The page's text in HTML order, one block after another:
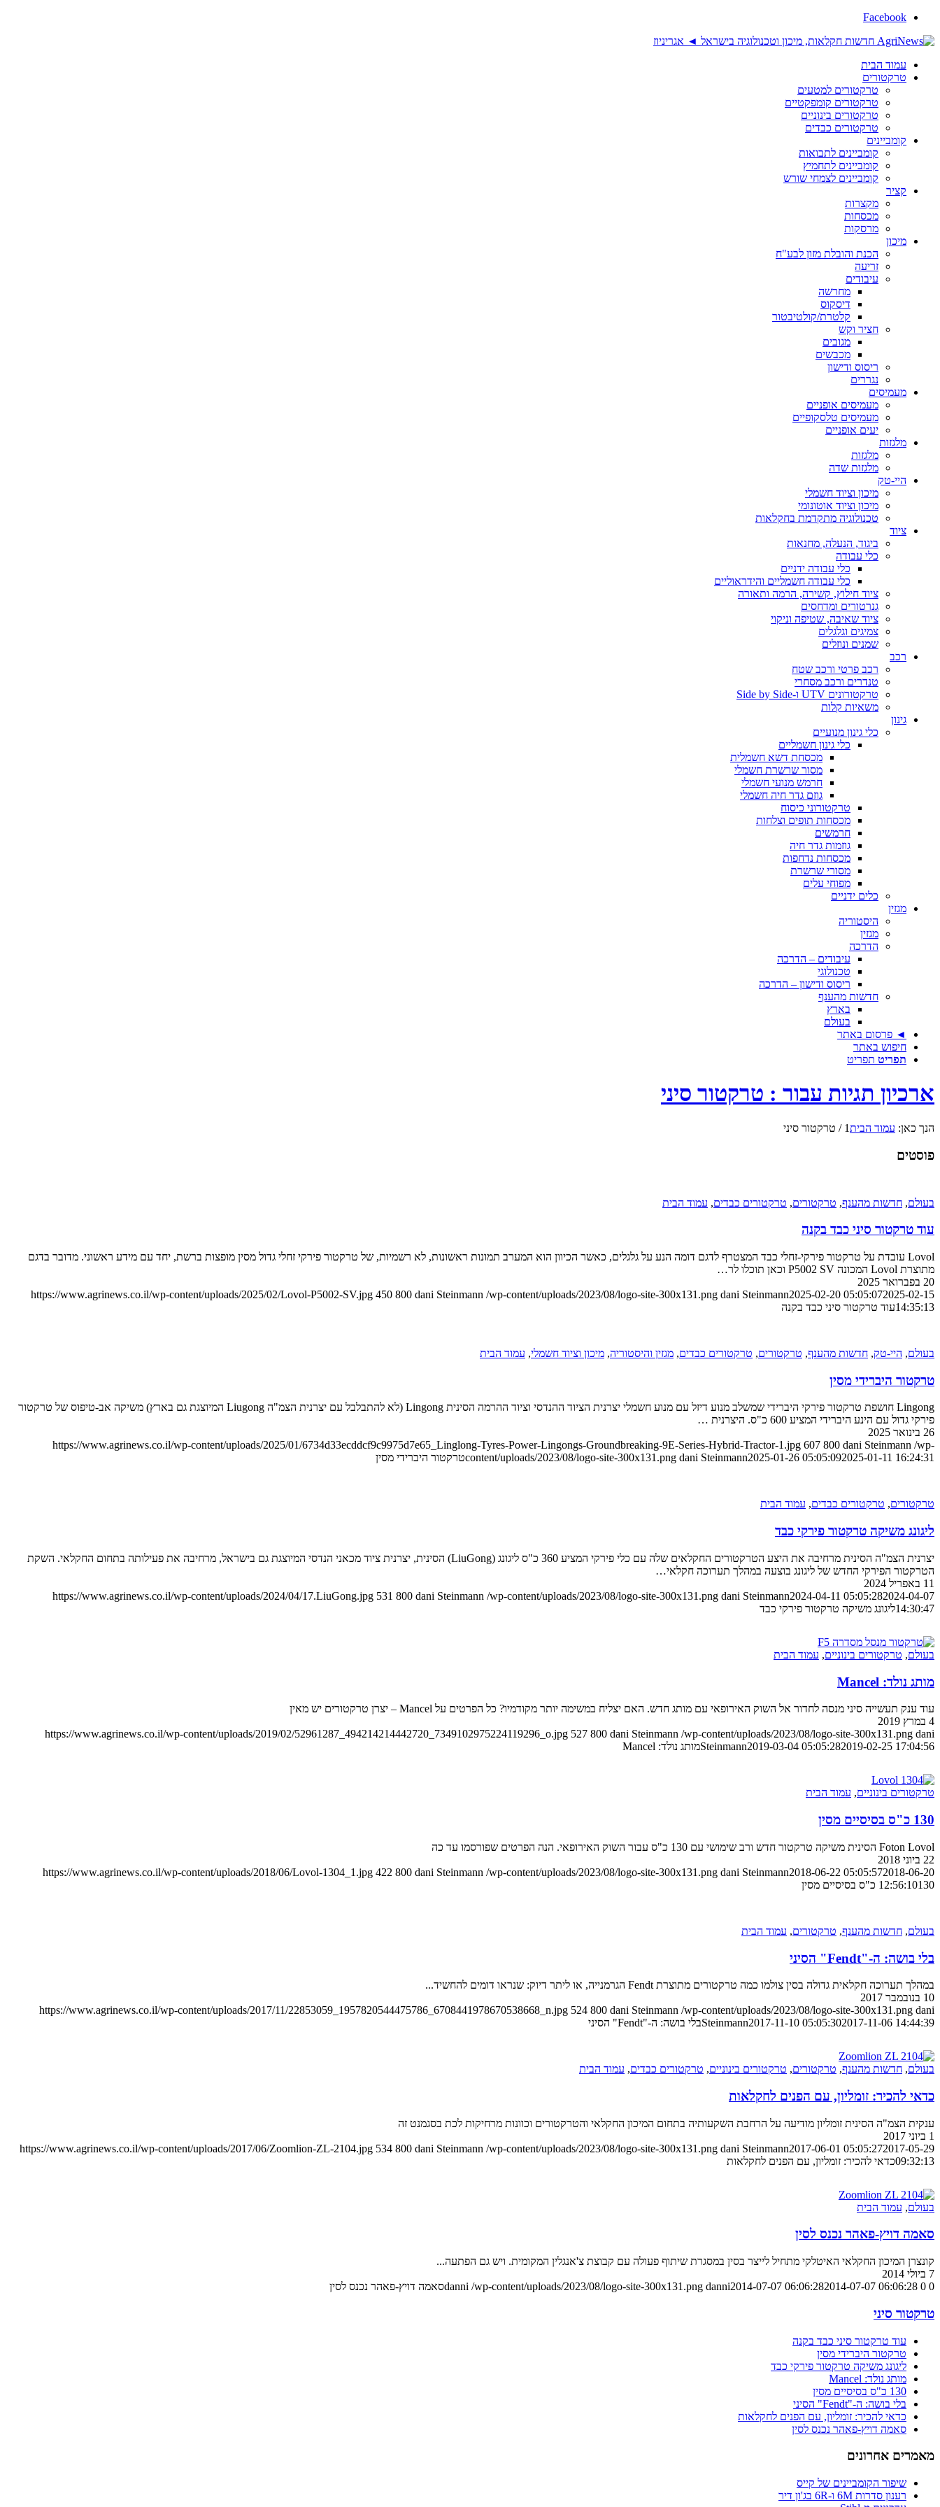
Facebook
עמוד הבית
טרקטורים
טרקטורים למטעים
טרקטורים קומפקטיים
טרקטורים בינוניים
טרקטורים כבדים
קומביינים
קומביינים לתבואות
קומביינים לתחמיץ
קומביינים לצמחי שורש
קציר
מקצרות
מכסחות
מרסקות
מיכון
הכנת והובלת מזון לבע"ח
זריעה
עיבודים
מחרשה
דיסקוס
קלטרת/קולטיבטור
חציר וקש
מגובים
מכבשים
ריסוס ודישון
נגררים
מעמיסים
מעמיסים אופניים
מעמיסים טלסקופיים
יעים אופניים
מלגזות
מלגזות
מלגזות שדה
היי-טק
מיכון וציוד חשמלי
מיכון וציוד אוטונומי
טכנולוגיה מתקדמת בחקלאות
ציוד
ביגוד, הנעלה, מחנאות
כלי עבודה
כלי עבודה ידניים
כלי עבודה חשמליים והידראוליים
ציוד חילוץ, קשירה, הרמה ותאורה
גנרטורים ומדחסים
ציוד שאיבה, שטיפה וניקוי
צמיגים וגלגלים
שמנים ונוזלים
רכב
רכב פרטי ורכב שטח
טנדרים ורכב מסחרי
טרקטורונים UTV ו-Side by Side
משאיות קלות
גינון
כלי גינון מנועיים
כלי גינון חשמליים
מכסחת דשא חשמלית
מסור שרשרת חשמלי
חרמש מנועי חשמלי
גוזם גדר חיה חשמלי
טרקטורוני כיסוח
מכסחות תופים וצלחות
חרמשים
גוזמות גדר חיה
מכסחות נדחפות
מסורי שרשרת
מפוחי עלים
כלים ידניים
מגזין
היסטוריה
מגזין
הדרכה
עיבודים – הדרכה
טכנולוגי
ריסוס ודישון – הדרכה
חדשות מהענף
בארץ
בעולם
◄ פרסום באתר
חיפוש באתר
תפריט תפריט
ארכיון תגיות עבור : טרקטור סיני
הנך כאן: עמוד הבית1
/ טרקטור סיני
פוסטים
בעולם, חדשות מהענף, טרקטורים, טרקטורים כבדים, עמוד הבית
עוד טרקטור סיני כבד בקנה
Lovol עובדת על טרקטור פירקי-זחלי כבד המצטרף לדגם דומה הנע על גלגלים, כאשר הכיוון הוא המערב תמונות ראשונות, לא רשמיות, של טרקטור פירקי זחלי גדול מסין מופצות ברשת, יחד עם מידע ראשוני. מדובר בדגם
מתוצרת Lovol המכונה P5002 SV וכאן תוכלו לר…
20 בפברואר 2025
https://www.agrinews.co.il/wp-content/uploads/2025/02/Lovol-P5002-SV.jpg 450 800 dani Steinmann /wp-content/uploads/2023/08/logo-site-300x131.png dani Steinmann2025-02-20 05:05:072025-02-15
14:35:13עוד טרקטור סיני כבד בקנה
בעולם, היי-טק, חדשות מהענף, טרקטורים, טרקטורים כבדים, מגזין והיסטוריה, מיכון וציוד חשמלי, עמוד הבית
טרקטור היברידי מסין
Lingong חושפת טרקטור פירקי היברידי שמשלב מנוע דיזל עם מנוע חשמלי יצרנית הציוד ההנדסי וציוד ההרמה הסינית Lingong (לא להתבלבל עם יצרנית הצמ"ה Liugong המיוצגת גם בארץ) משיקה אב-טיפוס של טרקטור
פירקי גדול עם הינע היברידי המציע 600 כ"ס. היצרנית …
26 בינואר 2025
https://www.agrinews.co.il/wp-content/uploads/2025/01/6734d33ecddcf9c9975d7e65_Linglong-Tyres-Power-Lingongs-Groundbreaking-9E-Series-Hybrid-Tractor-1.jpg 607 800 dani Steinmann /wp-
content/uploads/2023/08/logo-site-300x131.png dani Steinmann2025-01-26 05:05:092025-01-11 16:24:31 טרקטור היברידי מסין
טרקטורים, טרקטורים כבדים, עמוד הבית
ליגונג משיקה טרקטור פירקי כבד
יצרנית הצמ"ה הסינית מרחיבה את היצע הטרקטורים החקלאים שלה עם כלי פירקי המציע 360 כ"ס ליגונג (LiuGong) הסינית, יצרנית ציוד מכאני הנדסי המיוצגת גם בישראל, מרחיבה את פעילותה בתחום החקלאי. השקת
הטרקטור הפירקי החדש של ליגונג בוצעה במהלך תערוכה חקלאי…
11 באפריל 2024
https://www.agrinews.co.il/wp-content/uploads/2024/04/17.LiuGong.jpg 531 800 dani Steinmann /wp-content/uploads/2023/08/logo-site-300x131.png dani Steinmann2024-04-11 05:05:282024-04-07
14:30:47ליגונג משיקה טרקטור פירקי כבד
בעולם, טרקטורים בינוניים, עמוד הבית
מותג נולד: Mancel
עוד ענק תעשייה סיני מנסה לחדור אל השוק האירופאי עם מותג חדש. האם יצליח במשימה יותר מקודמיו? כל הפרטים על Mancel – יצרן טרקטורים יש מאין
4 במרץ 2019
https://www.agrinews.co.il/wp-content/uploads/2019/02/52961287_494214214442720_7349102975224119296_o.jpg 527 800 dani Steinmann /wp-content/uploads/2023/08/logo-site-300x131.png dani
Steinmann2019-03-04 05:05:282019-02-25 17:04:56 מותג נולד: Mancel
טרקטורים בינוניים, עמוד הבית
130 כ"ס בסיסיים מסין
Foton Lovol הסינית משיקה טרקטור חדש ורב שימושי עם 130 כ"ס עבור השוק האירופאי. הנה הפרטים שפורסמו עד כה
22 ביוני 2018
https://www.agrinews.co.il/wp-content/uploads/2018/06/Lovol-1304_1.jpg 422 800 dani Steinmann /wp-content/uploads/2023/08/logo-site-300x131.png dani Steinmann2018-06-22 05:05:572018-06-20
12:56:10130 כ"ס בסיסיים מסין
בעולם, חדשות מהענף, טרקטורים, עמוד הבית
בלי בושה: ה-"Fendt" הסיני
במהלך תערוכה חקלאית גדולה בסין צולמו כמה טרקטורים מתוצרת Fendt הגרמנייה, או ליתר דיוק: שנראו דומים להחשיד...
10 בנובמבר 2017
https://www.agrinews.co.il/wp-content/uploads/2017/11/22853059_1957820544475786_6708441978670538668_n.jpg 524 800 dani Steinmann /wp-content/uploads/2023/08/logo-site-300x131.png dani
Steinmann2017-11-10 05:05:302017-11-06 14:44:39 בלי בושה: ה-"Fendt" הסיני
בעולם, חדשות מהענף, טרקטורים, טרקטורים בינוניים, טרקטורים כבדים, עמוד הבית
כדאי להכיר: זומליון, עם הפנים לחקלאות
ענקית הצמ"ה הסינית זומליון מודיעה על הרחבת השקעותיה בתחום המיכון החקלאי והטרקטורים וכוונות מרחיקות לכת בסגמנט זה
1 ביוני 2017
https://www.agrinews.co.il/wp-content/uploads/2017/06/Zoomlion-ZL-2104.jpg 534 800 dani Steinmann /wp-content/uploads/2023/08/logo-site-300x131.png dani Steinmann2017-06-01 05:05:272017-05-29
09:32:13כדאי להכיר: זומליון, עם הפנים לחקלאות
בעולם, עמוד הבית
סאמה דויץ-פאהר נכנס לסין
קונצרן המיכון החקלאי האיטלקי מתחיל לייצר בסין במסגרת שיתוף פעולה עם קבוצת צ'אנגלין המקומית. ויש גם הפתעה...
7 ביולי 2014
0
0
danni /wp-content/uploads/2023/08/logo-site-300x131.png danni2014-07-07 06:06:282014-07-07 06:06:28 סאמה דויץ-פאהר נכנס לסין
טרקטור סיני
עוד טרקטור סיני כבד בקנה
טרקטור היברידי מסין
ליגונג משיקה טרקטור פירקי כבד
מותג נולד: Mancel
130 כ"ס בסיסיים מסין
בלי בושה: ה-"Fendt" הסיני
כדאי להכיר: זומליון, עם הפנים לחקלאות
סאמה דויץ-פאהר נכנס לסין
מאמרים אחרונים
שיפור הקומביינים של קייס
רענון סדרות 6M ו-6R בג'ון דיר